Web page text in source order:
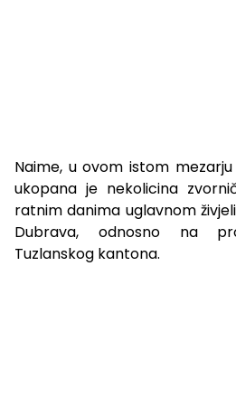
Naime, u ovom istom
ukopana je nekolicina
ratnim danima uglavnom
Dubrava, odnosno na
Tuzlanskog kantona.